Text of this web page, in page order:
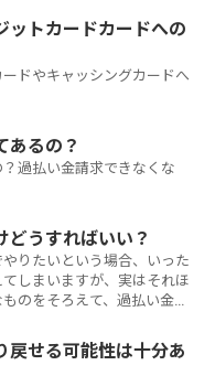
ットカードカードへの
ドやキャッシングカードへ
あるの？
過払い金請求できなくな
どうすればいい？
りたいという場合、いった
しまいますが、実はそれほ
のをそろえて、過払い金請
戻せる可能性は十分あ